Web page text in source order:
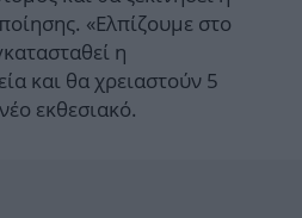
«Ελπίζουμε στο
η
και θα χρειαστούν 5
εκθεσιακό.